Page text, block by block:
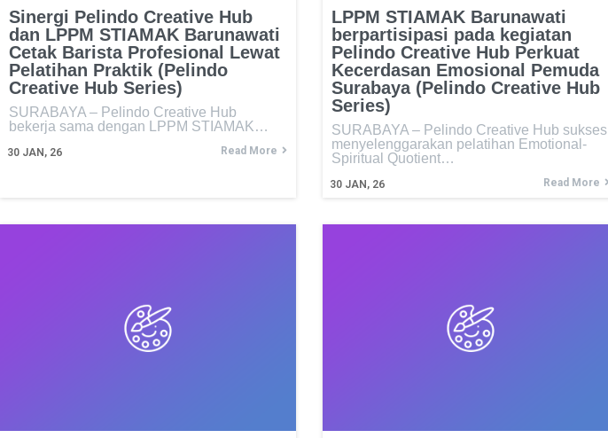
Sinergi Pelindo Creative Hub
dan LPPM STIAMAK Barunawati
Cetak Barista Profesional Lewat
Pelatihan Praktik (Pelindo
Creative Hub Series)
30 JAN, 26
SURABAYA – Pelindo Creative Hub
bekerja sama dengan LPPM STIAMAK…
Read More
LPPM STIAMAK Barunawati
berpartisipasi pada kegiatan
Pelindo Creative Hub Perkuat
Kecerdasan Emosional Pemuda
Surabaya (Pelindo Creative Hub
Series)
30 JAN, 26
SURABAYA – Pelindo Creative Hub sukses
menyelenggarakan pelatihan Emotional-
Spiritual Quotient…
Read More